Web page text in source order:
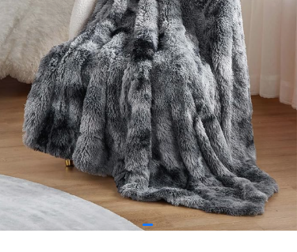
Noticias
Contáctenos